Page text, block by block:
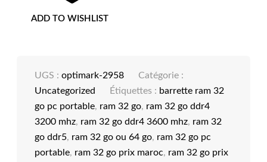
ADD TO WISHLIST
UGS :optimark-2958
Catégorie :
Uncategorized
Étiquettes : barrette ram 32
go pc portable, ram 32 go, ram 32 go ddr4
3200 mhz, ram 32 go ddr4 3600 mhz, ram 32
go ddr5, ram 32 go ou 64 go, ram 32 go pc
portable, ram 32 go prix maroc, ram 32 go prix